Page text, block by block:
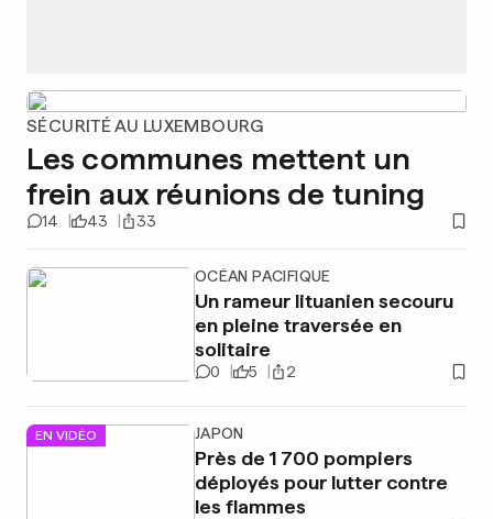
SÉCURITÉ AU LUXEMBOURG
Les communes mettent un
frein aux réunions de tuning
14 43 33
OCÉAN PACIFIQUE
Un rameur lituanien secouru
en pleine traversée en
solitaire
0 5 2
EN VIDÉO JAPON
Près de 1 700 pompiers
déployés pour lutter contre
les flammes